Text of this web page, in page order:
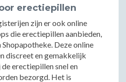
erectiepillen
zijn er ook online
die erectiepillen aanbieden,
Deze online
discreet en gemakkelijk
erectiepillen snel en
bezorgd. Het is